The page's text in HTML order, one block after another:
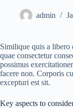
admin
Similique quis a libero
quae consectetur
possimus
facere non. Corporis
excepturi est sit.
Key aspects to